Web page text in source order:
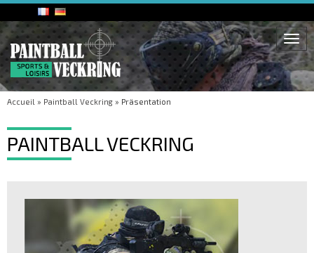
Accueil » Paintball Veckring » Präsentation
PAINTBALL VECKRING